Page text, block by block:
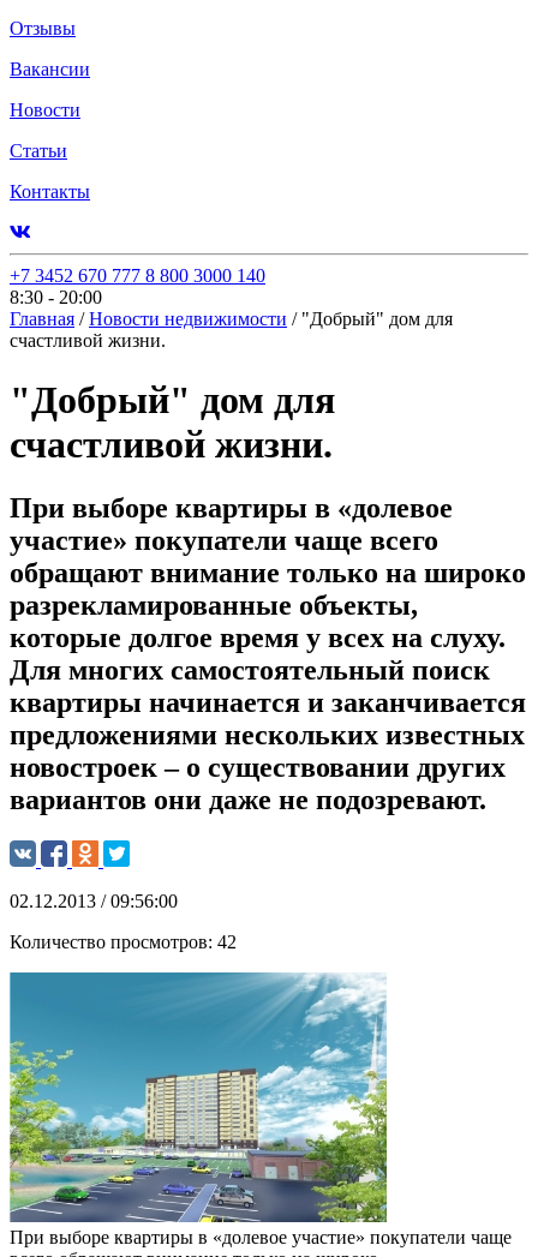
Отзывы
Вакансии
Новости
Статьи
Контакты
+7 3452 670 777 8 800 3000 140
8:30 - 20:00
Главная / Новости недвижимости / "Добрый" дом для
счастливой жизни.
"Добрый" дом для
счастливой жизни.
При выборе квартиры в «долевое
участие» покупатели чаще всего
обращают внимание только на широко
разрекламированные объекты,
которые долгое время у всех на слуху.
Для многих самостоятельный поиск
квартиры начинается и заканчивается
предложениями нескольких известных
новостроек – о существовании других
вариантов они даже не подозревают.
02.12.2013 / 09:56:00
Количество просмотров: 42
При выборе квартиры в «долевое участие» покупатели чаще